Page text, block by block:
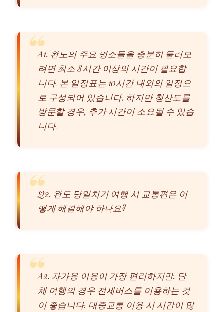
A1. 완도의 주요 명소들을 충분히 둘러보
려면 최소 8시간 이상의 시간이 필요합
니다. 본 일정표는 10시간 내외의 일정으
로 구성되어 있습니다. 하지만 청산도를
방문할 경우, 추가 시간이 소요될 수 있습
니다.
Q2. 완도 당일치기 여행 시 교통편은 어
떻게 해결해야 하나요?
A2. 자가용 이용이 가장 편리하지만, 단
체 여행의 경우 전세버스를 이용하는 것
이 좋습니다. 대중교통 이용 시 시간이 많